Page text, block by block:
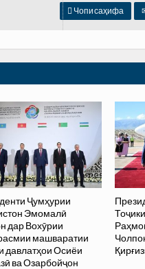
 Чопи саҳифа
Ҷумҳурии
Эмомалӣ
дар Вохӯрии
машваратии
давлатҳои Осиёи
ва Озарбойҷон